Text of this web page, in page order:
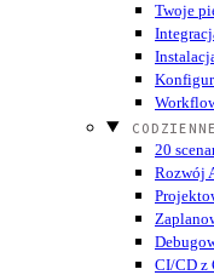
Twoje
20
Rozwój
CI/CD z